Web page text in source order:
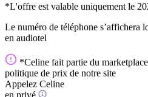
*L'offre est valable uniquement le
Le numéro de téléphone s’affichera
en audiotel
*Celine fait partie du
politique de prix de notre site
Appelez Celine
en privé